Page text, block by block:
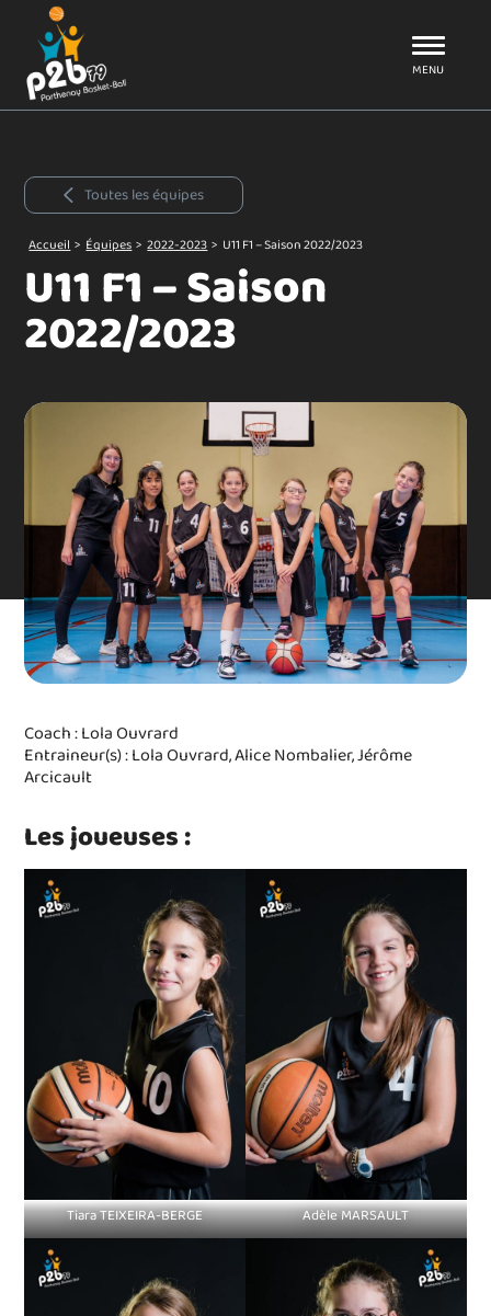
P2B79
MENU
Toutes les équipes
Accueil > Équipes > 2022-2023 > U11 F1 – Saison 2022/2023
U11 F1 – Saison
2022/2023
Coach : Lola Ouvrard
Entraineur(s) : Lola Ouvrard, Alice Nombalier, Jérôme
Arcicault
Les joueuses :
Tiara TEIXEIRA-BERGE Adèle MARSAULT